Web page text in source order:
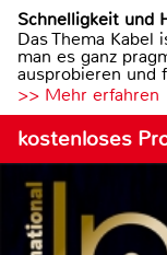
Schnelligkeit und
Das Thema
man es ganz
ausprobieren und
>> Mehr erfahren
kostenloses